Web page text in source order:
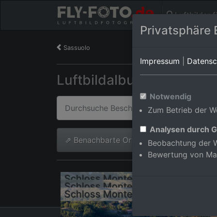
Luftbilder
Sassuolo
Luftbildalbum von
⇗ Benachbarte Orte Alle
Privatsphäre
Impressum
Notwendig
Zum Betrieb der
Analysen durch
Beobachtung der
Bewertung von